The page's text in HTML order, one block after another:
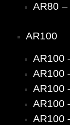
AR80
AR100
AR100
AR100
AR100
AR100
AR100